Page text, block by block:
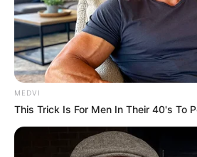
MEDVI
This Trick Is For Men In Their 40's To